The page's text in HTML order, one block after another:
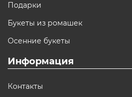
Подарки
Букеты из ромашек
Осенние букеты
Информация
Контакты